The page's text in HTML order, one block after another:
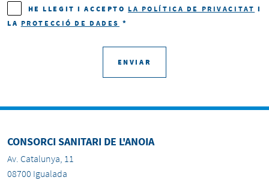
HE LLEGIT I ACCEPTO LA POLÍTICA DE PRIVACITAT I
LA PROTECCIÓ DE DADES *
ENVIAR
CONSORCI SANITARI DE L'ANOIA
Av. Catalunya, 11
08700 Igualada